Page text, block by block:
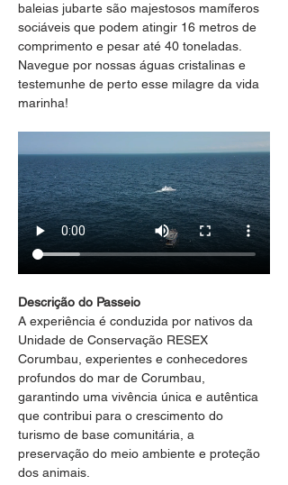
baleias jubarte são majestosos mamíferos
sociáveis que podem atingir 16 metros de
comprimento e pesar até 40 toneladas.
Navegue por nossas águas cristalinas e
testemunhe de perto esse milagre da vida
marinha!
Descrição do Passeio
A experiência é conduzida por nativos da
Unidade de Conservação RESEX
Corumbau, experientes e conhecedores
profundos do mar de Corumbau,
garantindo uma vivência única e autêntica
que contribui para o crescimento do
turismo de base comunitária, a
preservação do meio ambiente e proteção
dos animais.